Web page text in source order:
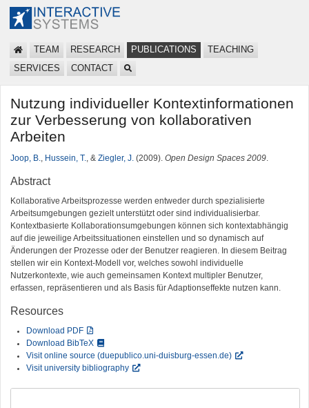
TEAM RESEARCH PUBLICATIONS
TEACHING
SERVICES
CONTACT
Nutzung individueller Kontextinformationen
zur Verbesserung von kollaborativen
Arbeiten
Joop, B. Hussein, T. , & Ziegler, J. (2009). Open Design Spaces 2009
Abstract
Kollaborative Arbeitsprozesse werden entweder durch spezialisierte
Arbeitsumgebungen gezielt unterstützt oder sind individualisierbar.
Kontextbasierte Kollaborationsumgebungen können sich kontextabhängig
auf die jeweilige Arbeitssituationen einstellen und so dynamisch auf
Änderungen der Prozesse oder der Benutzer reagieren. In diesem Beitrag
stellen wir ein Kontext-Modell vor, welches sowohl individuelle
Nutzerkontexte, wie auch gemeinsamen Kontext multipler Benutzer,
erfassen, repräsentieren und als Basis für Adaptionseffekte nutzen kann.
Resources
Download PDF
Download BibTeX
Visit online source (duepublico.uni-duisburg-essen.de)
Visit university bibliography